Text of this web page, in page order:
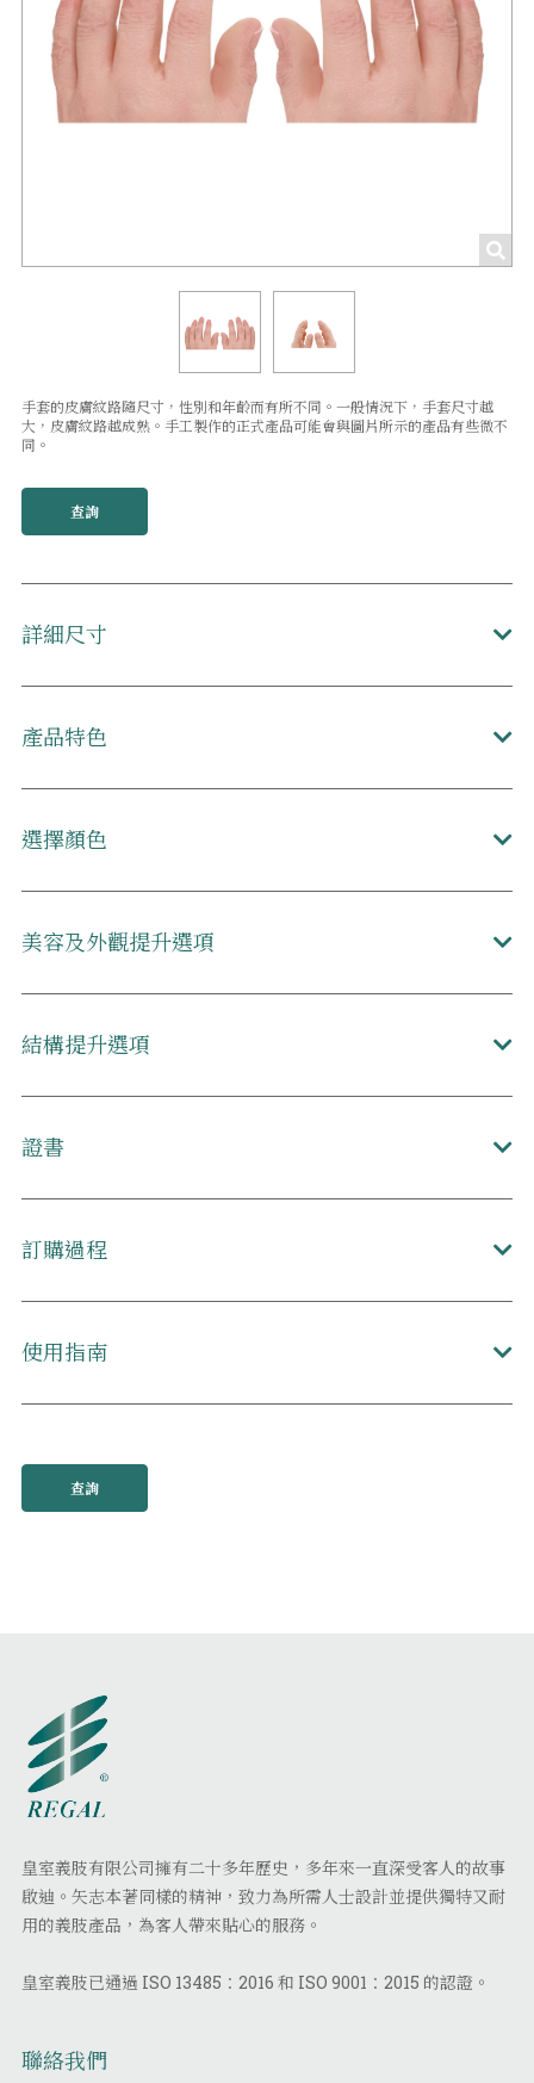
手套的皮膚紋路隨尺寸，性別和年齡而有所不同。一般情況下，手套尺寸越
大，皮膚紋路越成熟。手工製作的正式產品可能會與圖片所示的產品有些微不
同。
查詢
詳細尺寸
產品特色
選擇顏色
美容及外觀提升選項
結構提升選項
證書
訂購過程
使用指南
查詢
皇室義肢有限公司擁有二十多年歷史，多年來一直深受客人的故事
啟迪。矢志本著同樣的精神，致力為所需人士設計並提供獨特又耐
用的義肢產品，為客人帶來貼心的服務。
皇室義肢已通過 ISO 13485：2016 和 ISO 9001：2015 的認證。
聯絡我們